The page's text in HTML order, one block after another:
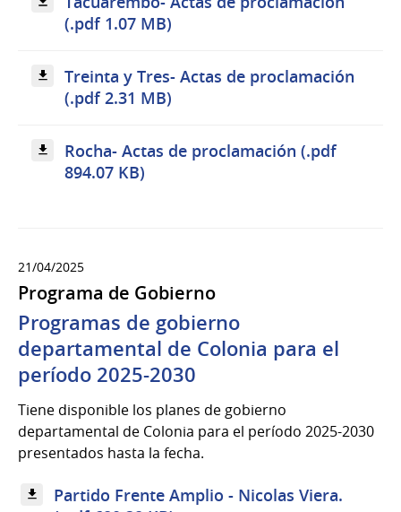
(.pdf 1.07 MB)
Treinta y Tres- Actas de proclamación
(.pdf 2.31 MB)
Rocha- Actas de proclamación (.pdf
894.07 KB)
21/04/2025
Programa de Gobierno
Programas de gobierno
departamental de Colonia para el
período 2025-2030
Tiene disponible los planes de gobierno
departamental de Colonia para el período 2025-2030
presentados hasta la fecha.
Partido Frente Amplio - Nicolas Viera.